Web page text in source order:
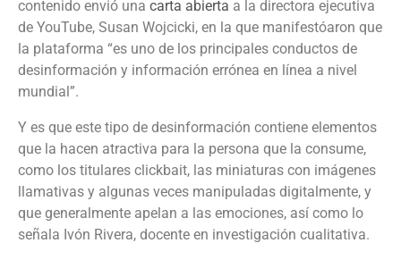
contenido envió una carta abierta a la directora ejecutiva
de YouTube, Susan Wojcicki, en la que manifestóaron que
la plataforma “es uno de los principales conductos de
desinformación y información errónea en línea a nivel
mundial”.
Y es que este tipo de desinformación contiene elementos
que la hacen atractiva para la persona que la consume,
como los titulares clickbait, las miniaturas con imágenes
llamativas y algunas veces manipuladas digitalmente, y
que generalmente apelan a las emociones, así como lo
señala Ivón Rivera, docente en investigación cualitativa.